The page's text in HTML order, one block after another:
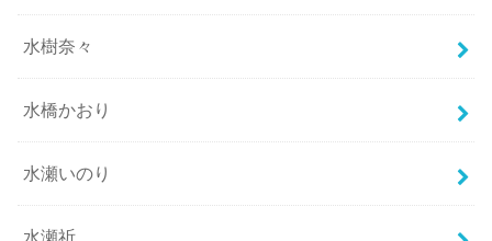
水樹奈々
水橋かおり
水瀬いのり
水瀬祈